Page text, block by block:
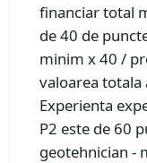
financiar total
de 40 de
minim x 40 /
valoarea totala
Experienta
P2 este de 60
geotehnician -